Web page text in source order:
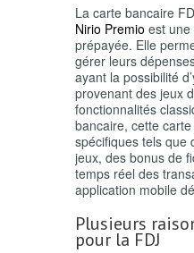
La carte bancaire
Nirio Premio est
prépayée. Elle
gérer leurs
ayant la possibilité
provenant des jeux
fonctionnalités
bancaire, cette
spécifiques tels que
jeux, des bonus de
temps réel des
application mobile
Plusieurs
pour la FDJ